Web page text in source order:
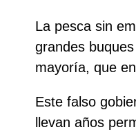
La pesca sin
grandes
mayoría, que
Este falso
llevan años